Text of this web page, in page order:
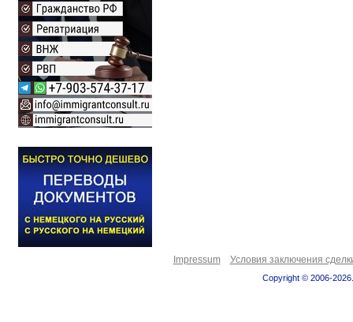
Impressum Условия заключения
Copyright © 2006-